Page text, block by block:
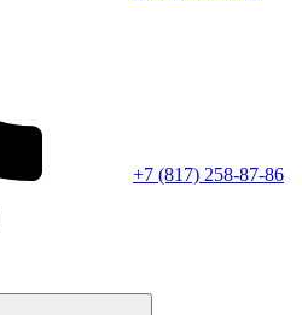
+7 (817) 258-87-86